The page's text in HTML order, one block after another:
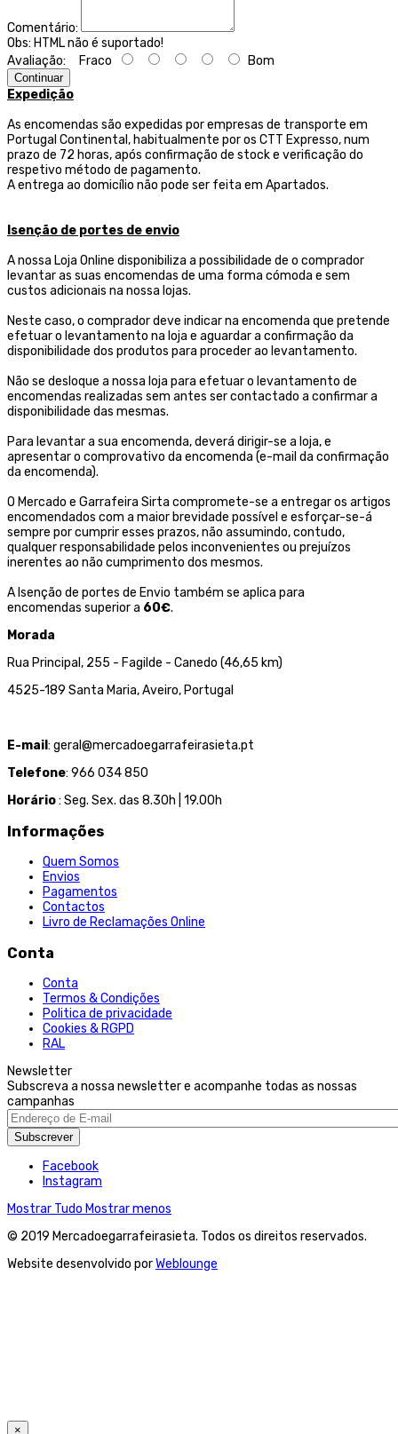
Comentário:
Obs: HTML não é suportado!
Avaliação: Fraco Bom
Continuar
Expedição
As encomendas são expedidas por empresas de transporte em
Portugal Continental, habitualmente por os CTT Expresso,num
prazo de 72 horas, após confirmação de stock e verificação do
respetivo método de pagamento.
A entrega ao domicílio não pode ser feita em Apartados.
Isenção de portes de envio
A nossa Loja Online disponibiliza a possibilidade de o comprador
levantar as suas encomendas de uma forma cómoda e sem
custos adicionais na nossa lojas.
Neste caso, o comprador deve indicar na encomenda que pretende
efetuar o levantamento na loja e aguardar a confirmação da
disponibilidade dos produtos para proceder ao levantamento.
Não se desloque a nossa loja para efetuar o levantamento de
encomendas realizadas sem antes ser contactado a confirmar a
disponibilidade das mesmas.
Para levantar a sua encomenda, deverá dirigir-se a loja, e
apresentar o comprovativo da encomenda (e-mail da confirmação
da encomenda).
O Mercado e Garrafeira Sirta compromete-se a entregar os artigos
encomendados com a maior brevidade possível e esforçar-se-á
sempre por cumprir esses prazos, não assumindo, contudo,
qualquer responsabilidade pelos inconvenientes ou prejuízos
inerentes ao não cumprimento dos mesmos.
A Isenção de portes de Envio também se aplica para
encomendas superior a 60€.
Morada
Rua Principal, 255 - Fagilde - Canedo (46,65 km)
4525-189 Santa Maria, Aveiro, Portugal
E-mail: geral@mercadoegarrafeirasieta.pt
Telefone: 966 034 850
Horário: Seg. Sex. das 8.30h | 19.00h
Informações
Quem Somos
Envios
Pagamentos
Contactos
Livro de Reclamações Online
Conta
Conta
Termos & Condições
Politica de privacidade
Cookies & RGPD
RAL
Newsletter
Subscreva a nossa newsletter e acompanhe todas as nossas
campanhas
Subscrever
Facebook
Instagram
Mostrar Tudo Mostrar menos
© 2019 Mercadoegarrafeirasieta. Todos os direitos reservados.
Website desenvolvido porWeblounge
×